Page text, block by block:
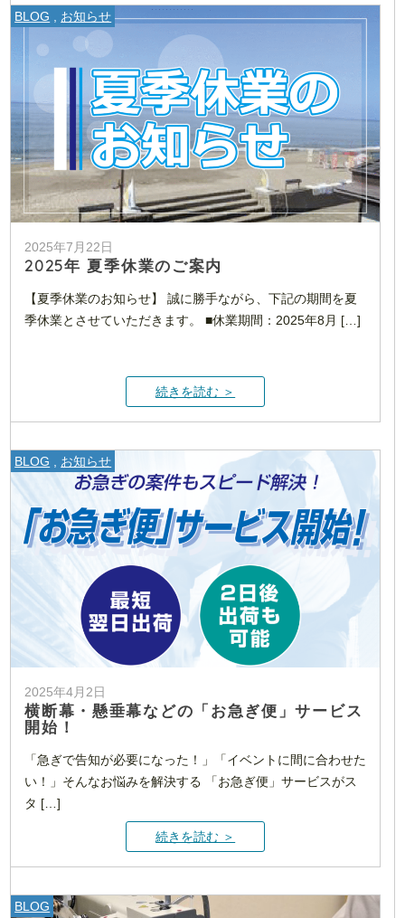
BLOG お知らせ
2025年7月22日
2025年 夏季休業のご案内
【夏季休業のお知らせ】 誠に勝手ながら、下記の期間を夏
季休業とさせていただきます。 ■休業期間：2025年8月 […]
続きを読む ＞
BLOG お知らせ
2025年4月2日
横断幕・懸垂幕などの「お急ぎ便」サービス
開始！
「急ぎで告知が必要になった！」「イベントに間に合わせた
い！」そんなお悩みを解決する 「お急ぎ便」サービスがス
タ […]
続きを読む ＞
BLOG